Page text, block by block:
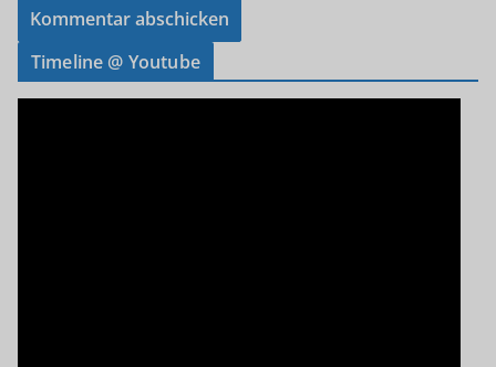
Timeline @ Youtube